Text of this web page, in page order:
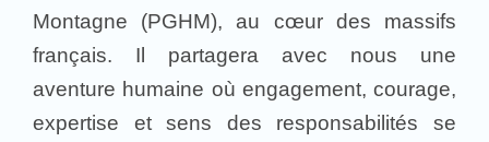
Montagne (PGHM), au cœur des massifs
français. Il partagera avec nous une
aventure humaine où engagement, courage,
expertise et sens des responsabilités se